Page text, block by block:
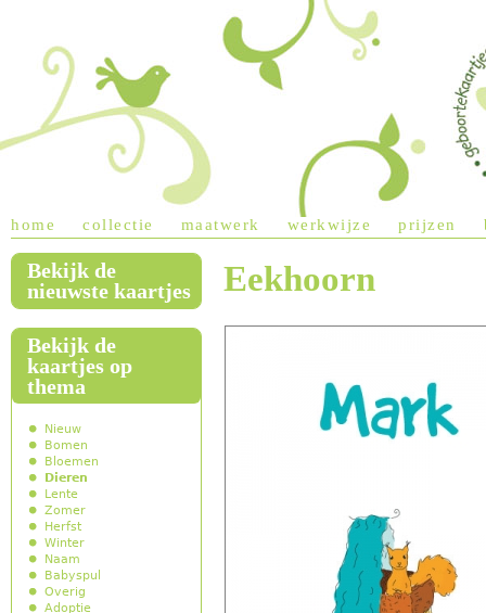
Eekhoorn
main menu
home collectie maatwerk werkwijze prijzen
Bekijk de
nieuwste kaartjes
Bekijk de
kaartjes op
thema
Nieuw
Bomen
Bloemen
Dieren
Lente
Zomer
Herfst
Winter
Naam
Babyspul
Overig
Adoptie